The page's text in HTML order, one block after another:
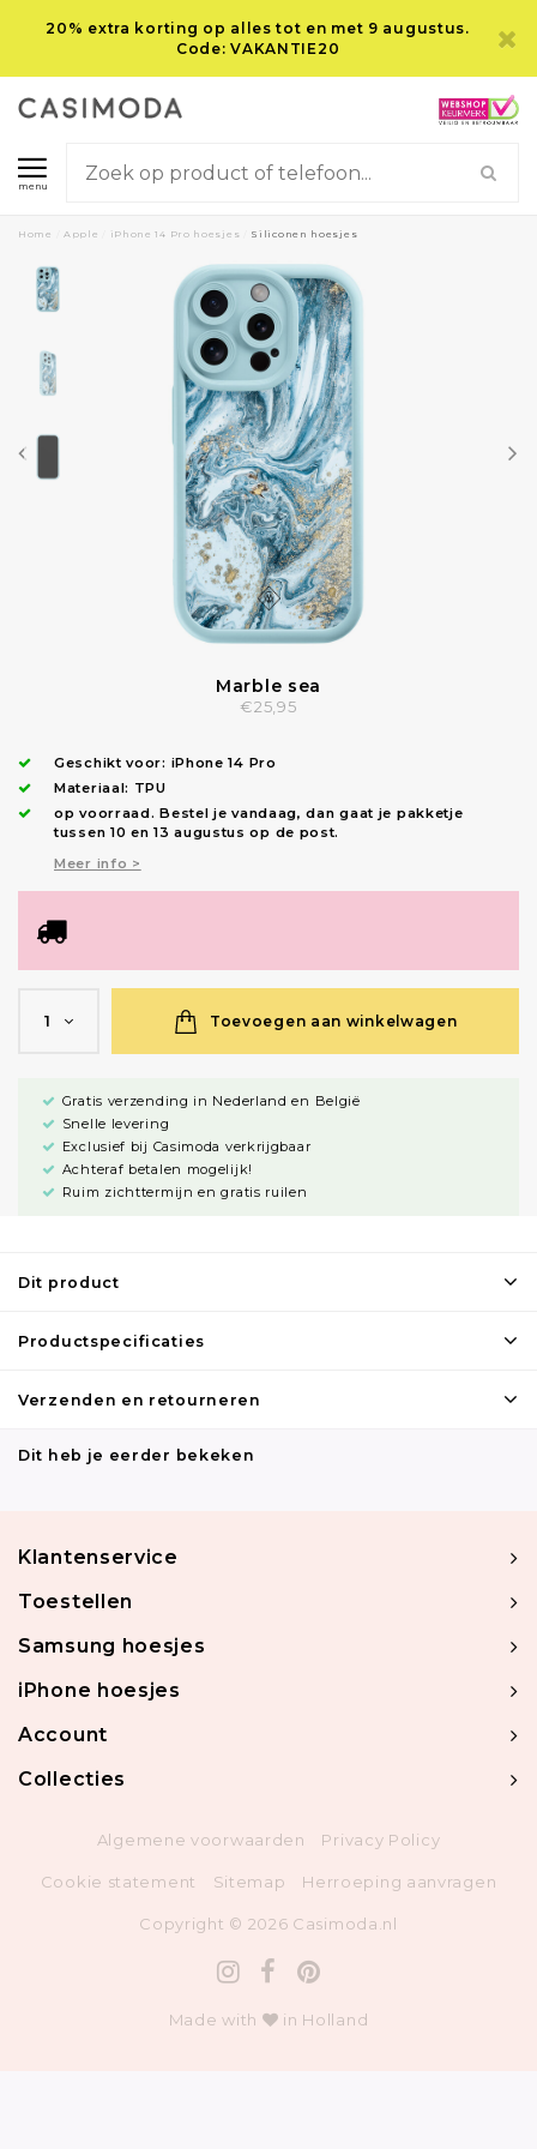
20% extra korting op alles tot en met 9 augustus.
Code: VAKANTIE20
menu
Home Apple iPhone 14 Pro hoesjes Siliconen hoesjes
Marble sea
€25,95
Geschikt voor: iPhone 14 Pro
Materiaal: TPU
op voorraad.Bestel je vandaag, dan gaat je pakketje
tussen 10 en 13 augustus op de post.
Meer info >
1 Toevoegen aan winkelwagen
Gratis verzending in Nederland en België
Snelle levering
Exclusief bij Casimoda verkrijgbaar
Achteraf betalen mogelijk!
Ruim zichttermijn en gratis ruilen
Dit product
Productspecificaties
Verzenden en retourneren
Dit heb je eerder bekeken
Klantenservice
Toestellen
Samsung hoesjes
iPhone hoesjes
Account
Collecties
Algemene voorwaarden Privacy Policy
Cookie statement Sitemap Herroeping aanvragen
Copyright © 2026 Casimoda.nl
Made with in Holland